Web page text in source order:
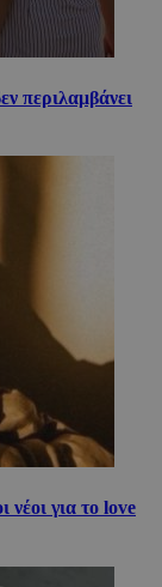
περιλαμβάνει
για το love